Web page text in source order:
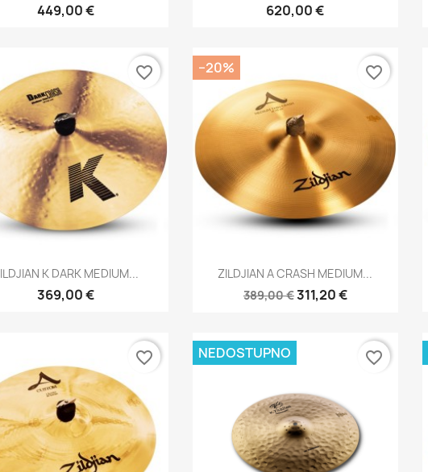
449,00 € 620,00 €
Brzi pregled
K DARK MEDIUM...
369,00 €
favorite_border
 Brzi pregled
ZILDJIAN A CRASH MEDIUM...
389,00 €311,20 €
−20% favorite_border
favorite_border NEDOSTUPNO favorite_border